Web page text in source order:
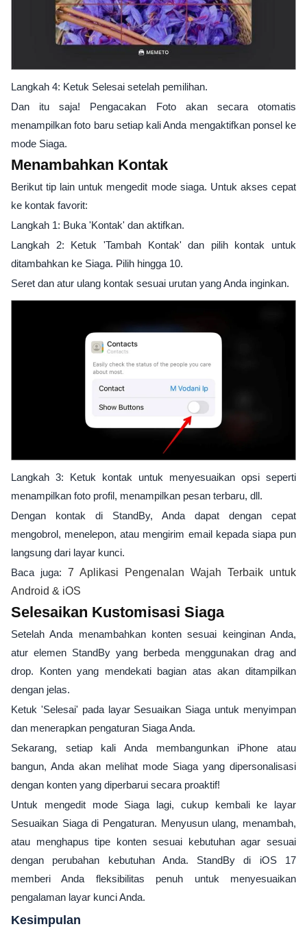
Langkah 4: Ketuk Selesai setelah pemilihan.
Dan itu saja! Pengacakan Foto akan secara otomatis
menampilkan foto baru setiap kali Anda mengaktifkan ponsel ke
mode Siaga.
Menambahkan Kontak
Berikut tip lain untuk mengedit mode siaga. Untuk akses cepat
ke kontak favorit:
Langkah 1: Buka 'Kontak' dan aktifkan.
Langkah 2: Ketuk 'Tambah Kontak' dan pilih kontak untuk
ditambahkan ke Siaga. Pilih hingga 10.
Seret dan atur ulang kontak sesuai urutan yang Anda inginkan.
Langkah 3: Ketuk kontak untuk menyesuaikan opsi seperti
menampilkan foto profil, menampilkan pesan terbaru, dll.
Dengan kontak di StandBy, Anda dapat dengan cepat
mengobrol, menelepon, atau mengirim email kepada siapa pun
langsung dari layar kunci.
Baca juga: 7 Aplikasi Pengenalan Wajah Terbaik untuk
Android & iOS
Selesaikan Kustomisasi Siaga
Setelah Anda menambahkan konten sesuai keinginan Anda,
atur elemen StandBy yang berbeda menggunakan drag and
drop. Konten yang mendekati bagian atas akan ditampilkan
dengan jelas.
Ketuk 'Selesai' pada layar Sesuaikan Siaga untuk menyimpan
dan menerapkan pengaturan Siaga Anda.
Sekarang, setiap kali Anda membangunkan iPhone atau
bangun, Anda akan melihat mode Siaga yang dipersonalisasi
dengan konten yang diperbarui secara proaktif!
Untuk mengedit mode Siaga lagi, cukup kembali ke layar
Sesuaikan Siaga di Pengaturan. Menyusun ulang, menambah,
atau menghapus tipe konten sesuai kebutuhan agar sesuai
dengan perubahan kebutuhan Anda. StandBy di iOS 17
memberi Anda fleksibilitas penuh untuk menyesuaikan
pengalaman layar kunci Anda.
Kesimpulan